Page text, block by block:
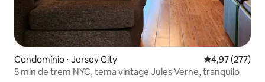
Condomínio ⋅ Jersey City 4,97 de uma
4,97 (277)
5 min de trem NYC, tema vintage Jules Verne, tranquilo